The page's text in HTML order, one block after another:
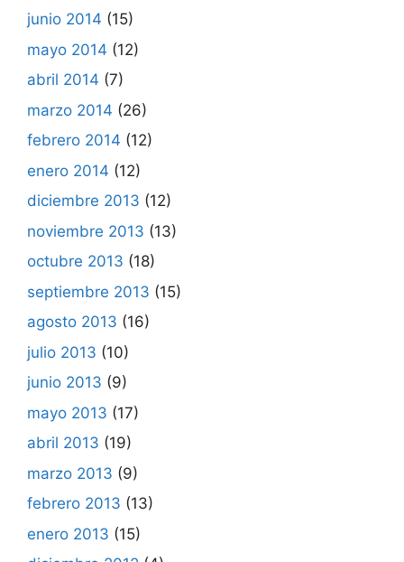
junio 2014 (15)
mayo 2014 (12)
abril 2014 (7)
marzo 2014 (26)
febrero 2014 (12)
enero 2014 (12)
diciembre 2013 (12)
noviembre 2013 (13)
octubre 2013 (18)
septiembre 2013 (15)
agosto 2013 (16)
julio 2013 (10)
junio 2013 (9)
mayo 2013 (17)
abril 2013 (19)
marzo 2013 (9)
febrero 2013 (13)
enero 2013 (15)